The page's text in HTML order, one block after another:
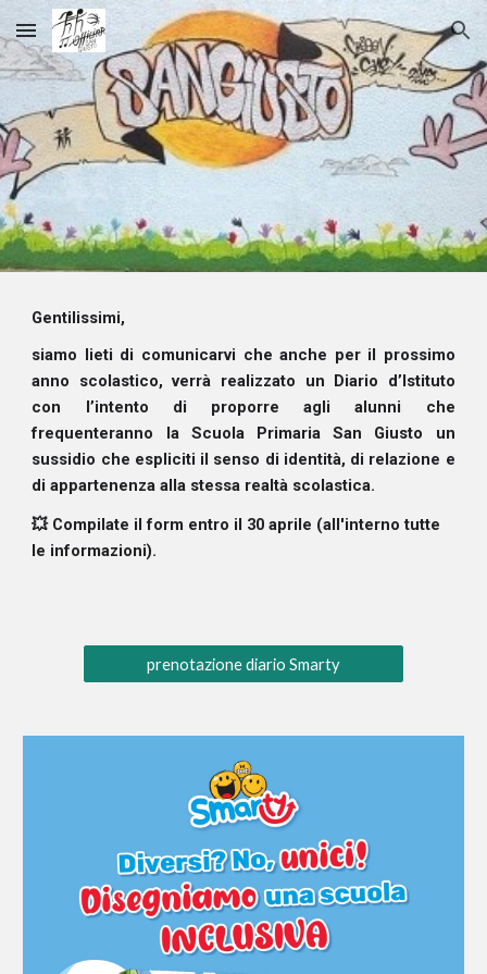
Skip to main content Skip to navigation
Gentilissimi,
siamo lieti di comunicarvi che anche per il prossimo
anno scolastico, verrà realizzato un Diario d’Istituto
con l’intento di proporre agli alunni che
frequenteranno la Scuola Primaria San Giusto un
sussidio che espliciti il senso di identità, di relazione e
di appartenenza alla stessa realtà scolastica.
💥 Compilate il form entro il 30 aprile (all'interno tutte
le informazioni).
prenotazione diario Smarty